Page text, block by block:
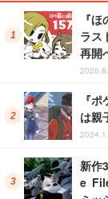
『
ラス
再開
『
は親
新作
e